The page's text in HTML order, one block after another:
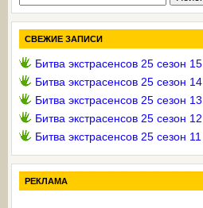
СВЕЖИЕ ЗАПИСИ
Битва экстрасенсов 25 сезон
Битва экстрасенсов 25 сезон
Битва экстрасенсов 25 сезон
Битва экстрасенсов 25 сезон
Битва экстрасенсов 25 сезон
РЕКЛАМА